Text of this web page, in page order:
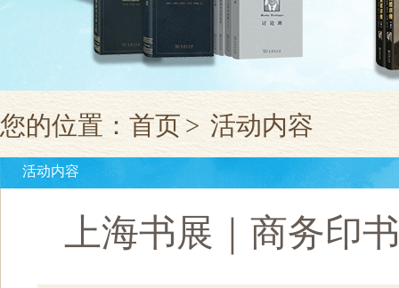
您的位置： 首页 > 活动内容
活动内容
上海书展｜商务印